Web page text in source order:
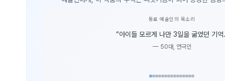
동료 예술인의 목소리
“아이들 모르게 나만 3일을 굶었던 기억.
— 50대, 연극인